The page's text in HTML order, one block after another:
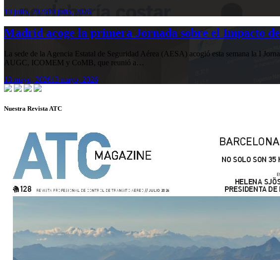
10 julio, 202610 julio, 2026
Madrid acoge la primera Jornada sobre el Impacto
La sede de la Agencia Estatal de Seguridad Aérea (AESA) acogió esta semana la I
AUGC, ICOMEM y CoMB, que reunió a…
13 mayo, 202613 mayo, 2026
Nuestra Revista ATC